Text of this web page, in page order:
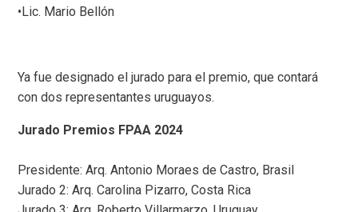
•Lic. Mario Bellón
Ya fue designado el jurado para el premio, que contará
con dos representantes uruguayos.
Jurado Premios FPAA 2024
Presidente: Arq. Antonio Moraes de Castro, Brasil
Jurado 2: Arq. Carolina Pizarro, Costa Rica